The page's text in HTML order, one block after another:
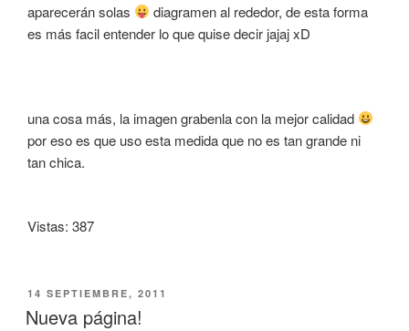
aparecerán solas
diagramen al rededor, de esta forma
es más facil entender lo que quise decir jajaj xD
una cosa más, la imagen grabenla con la mejor calidad
por eso es que uso esta medida que no es tan grande ni
tan chica.
Vistas: 387
PUBLICADO
EL
14 SEPTIEMBRE, 2011
Nueva página!